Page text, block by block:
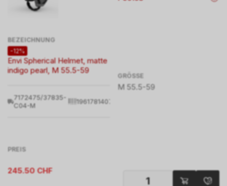
BEZEICHNUNG
-12%
Envi Spherical Helmet, matte
indigo pearl, M 55.5-59
7172475/37835-
C04-M
196178140799
GRÖSSE
M 55.5-59
PREIS
245.50 CHF